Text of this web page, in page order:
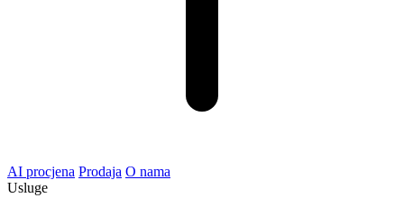
AI procjena Prodaja O nama
Usluge